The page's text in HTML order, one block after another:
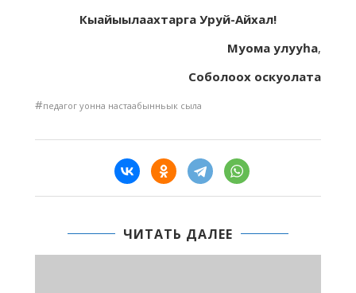
Кыайыылаахтарга Уруй-Айхал!
Муома улууһа,
Соболоох оскуолата
#педагог уонна настаабынньык сыла
ЧИТАТЬ ДАЛЕЕ